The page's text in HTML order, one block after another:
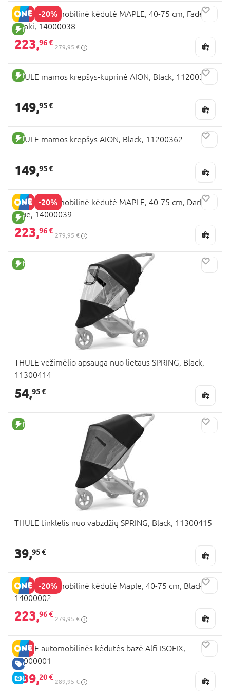
-20%
NAUJA PREKĖ
THULE automobilinė kėdutė MAPLE, 40-75 cm, Faded
Khaki, 14000038
223,96 €
279,95 €
NAUJA PREKĖ
THULE mamos krepšys-kuprinė AION, Black, 11200361
149,95 €
NAUJA PREKĖ
THULE mamos krepšys AION, Black, 11200362
149,95 €
-20%
NAUJA PREKĖ
THULE automobilinė kėdutė MAPLE, 40-75 cm, Darkest
Blue, 14000039
223,96 €
279,95 €
NAUJA PREKĖ
THULE vežimėlio apsauga nuo lietaus SPRING, Black,
11300414
54,95 €
NAUJA PREKĖ
THULE tinklelis nuo vabzdžių SPRING, Black, 11300415
39,95 €
-20%
THULE automobilinė kėdutė Maple, 40-75 cm, Black,
14000002
223,96 €
279,95 €
GERA KAINA
E-KAINA
THULE automobilinės kėdutės bazė Alfi ISOFIX,
14000001
239,20 €
289,95 €